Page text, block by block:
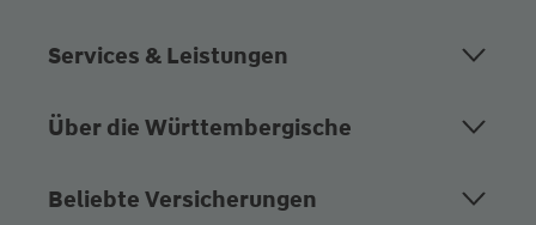
Services & Leistungen
Über die Württembergische
Beliebte Versicherungen